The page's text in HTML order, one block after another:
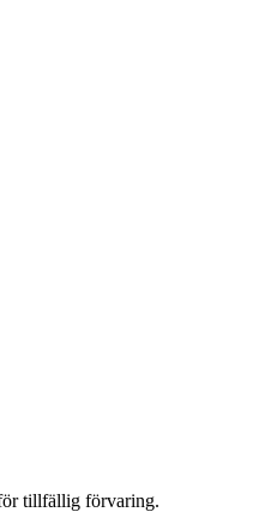
tillfällig förvaring.